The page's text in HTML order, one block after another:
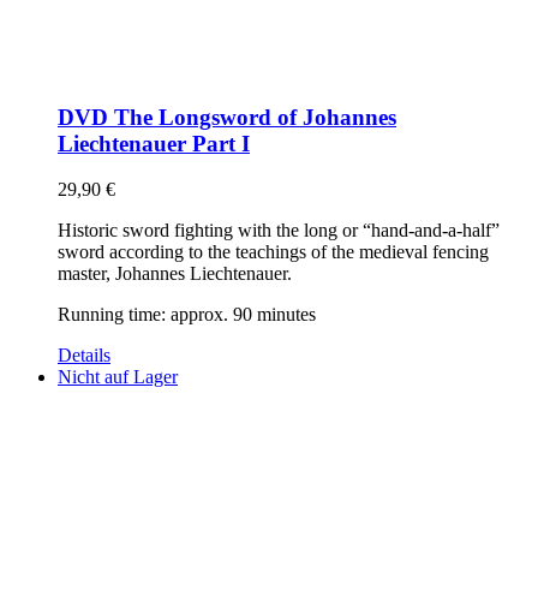
DVD The Longsword of Johannes
Liechtenauer Part I
29,90 €
Historic sword fighting with the long or “hand-and-a-half”
sword according to the teachings of the medieval fencing
master, Johannes Liechtenauer.
Running time: approx. 90 minutes
Details
Nicht auf Lager